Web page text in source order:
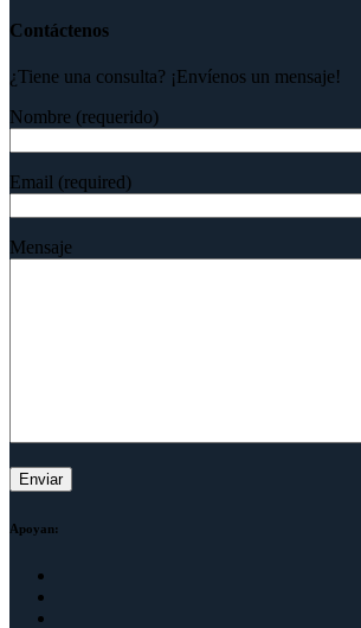
Contáctenos
¿Tiene una consulta? ¡Envíenos un mensaje!
Nombre (requerido)
Email (required)
Mensaje
Apoyan: